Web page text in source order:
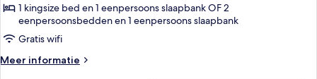
View
laden
1 kingsize bed en 1 eenpersoons slaapbank OF 2
eenpersoonsbedden en 1 eenpersoons slaapbank
Gratis wifi
Meer informatie
Meer